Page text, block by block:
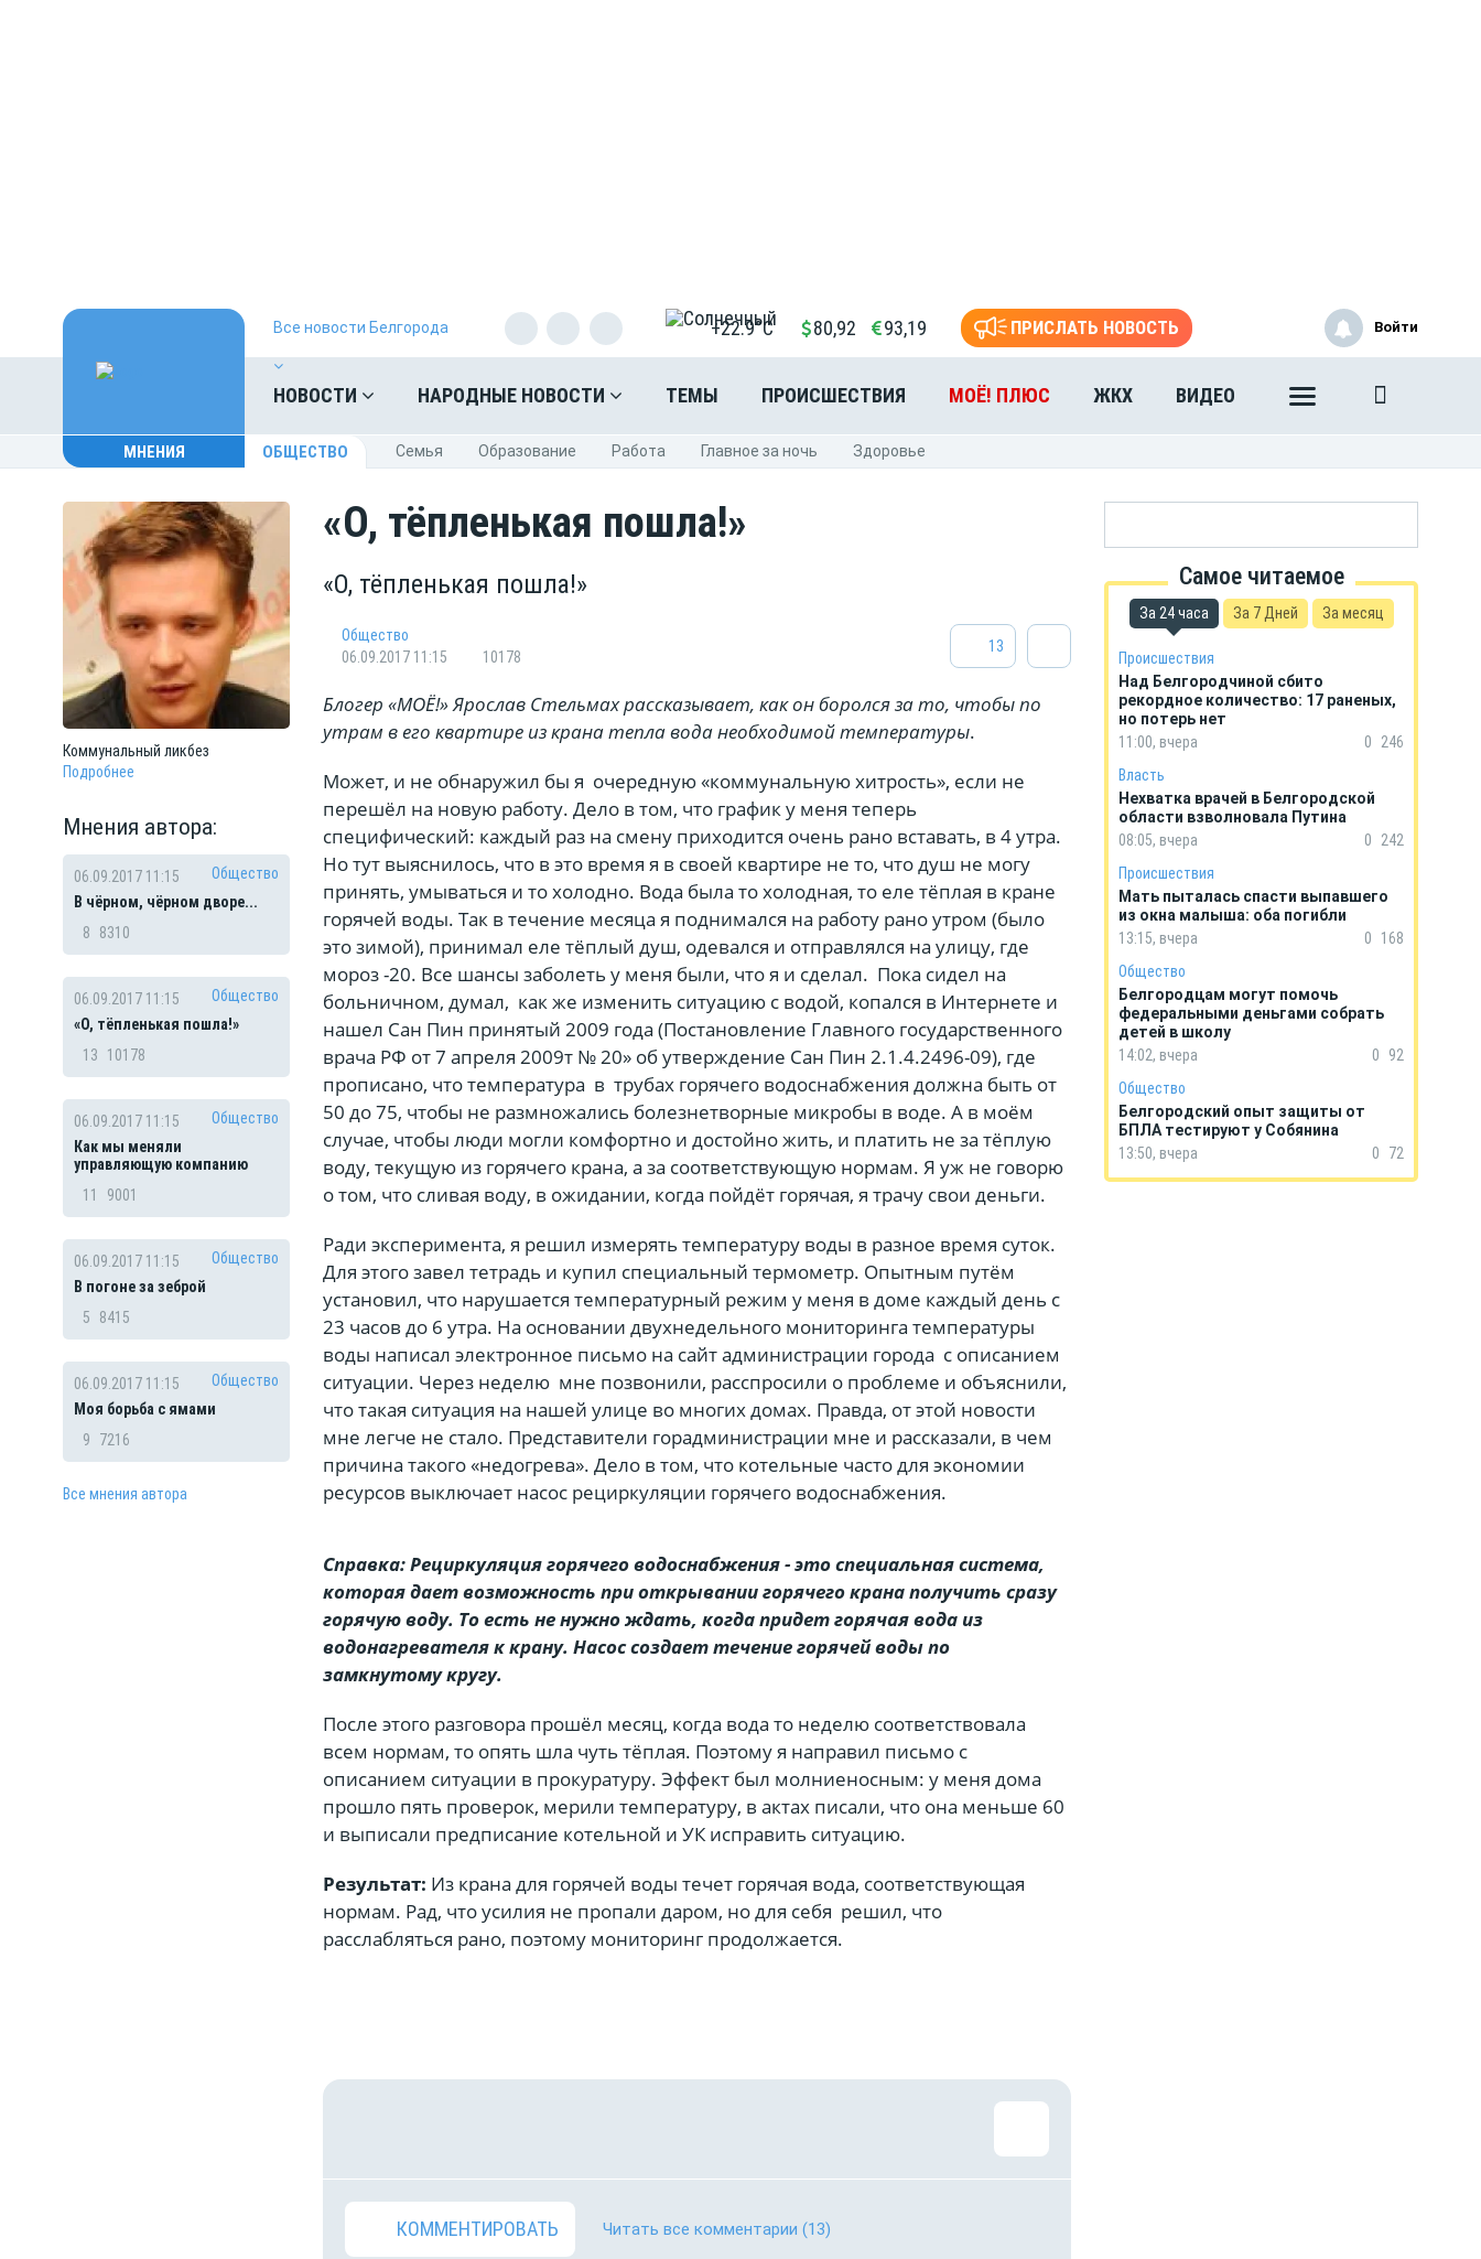
Все новости Белгорода +22.9°C 80,92 93,19 ПРИСЛАТЬ НОВОСТЬ
НОВОСТИ НАРОДНЫЕ НОВОСТИ ТЕМЫ ПРОИСШЕСТВИЯ МОЁ! ПЛЮС ЖКХ ВИДЕО
Войти
МНЕНИЯ ОБЩЕСТВО Cемья Oбразование Pабота Главное за ночь Здоровье
Коммунальный ликбез
Подробнее
Мнения автора:
06.09.2017 11:15
Общество
В чёрном, чёрном дворе...
8
8310
06.09.2017 11:15
Общество
«О, тёпленькая пошла!»
13
10178
06.09.2017 11:15
Общество
Как мы меняли
управляющую компанию
11
9001
06.09.2017 11:15
Общество
В погоне за зеброй
5
8415
06.09.2017 11:15
Общество
Моя борьба с ямами
9
7216
Все мнения автора
«О, тёпленькая пошла!»
«О, тёпленькая пошла!»
Общество
06.09.2017 11:15
10178
13
Блогер «МОЁ!» Ярослав Стельмах рассказывает, как он боролся за то, чтобы по
утрам в его квартире из крана тепла вода необходимой температуры.
Может, и не обнаружил бы я очередную «коммунальную хитрость», если не
перешёл на новую работу. Дело в том, что график у меня теперь
специфический: каждый раз на смену приходится очень рано вставать, в 4 утра.
Но тут выяснилось, что в это время я в своей квартире не то, что душ не могу
принять, умываться и то холодно. Вода была то холодная, то еле тёплая в кране
горячей воды. Так в течение месяца я поднимался на работу рано утром (было
это зимой), принимал еле тёплый душ, одевался и отправлялся на улицу, где
мороз -20. Все шансы заболеть у меня были, что я и сделал. Пока сидел на
больничном, думал, как же изменить ситуацию с водой, копался в Интернете и
нашел Сан Пин принятый 2009 года (Постановление Главного государственного
врача РФ от 7 апреля 2009т № 20» об утверждение Сан Пин 2.1.4.2496-09), где
прописано, что температура в трубах горячего водоснабжения должна быть от
50 до 75, чтобы не размножались болезнетворные микробы в воде. А в моём
случае, чтобы люди могли комфортно и достойно жить, и платить не за тёплую
воду, текущую из горячего крана, а за соответствующую нормам. Я уж не говорю
о том, что сливая воду, в ожидании, когда пойдёт горячая, я трачу свои деньги.
Ради эксперимента, я решил измерять температуру воды в разное время суток.
Для этого завел тетрадь и купил специальный термометр. Опытным путём
установил, что нарушается температурный режим у меня в доме каждый день с
23 часов до 6 утра. На основании двухнедельного мониторинга температуры
воды написал электронное письмо на сайт администрации города с описанием
ситуации. Через неделю мне позвонили, расспросили о проблеме и объяснили,
что такая ситуация на нашей улице во многих домах. Правда, от этой новости
мне легче не стало. Представители горадминистрации мне и рассказали, в чем
причина такого «недогрева». Дело в том, что котельные часто для экономии
ресурсов выключает насос рециркуляции горячего водоснабжения.
Справка: Рециркуляция горячего водоснабжения - это специальная система,
которая дает возможность при открывании горячего крана получить сразу
горячую воду. То есть не нужно ждать, когда придет горячая вода из
водонагревателя к крану. Насос создает течение горячей воды по
замкнутому кругу.
После этого разговора прошёл месяц, когда вода то неделю соответствовала
всем нормам, то опять шла чуть тёплая. Поэтому я направил письмо с
описанием ситуации в прокуратуру. Эффект был молниеносным: у меня дома
прошло пять проверок, мерили температуру, в актах писали, что она меньше 60
и выписали предписание котельной и УК исправить ситуацию.
Результат: Из крана для горячей воды течет горячая вода, соответствующая
нормам. Рад, что усилия не пропали даром, но для себя решил, что
расслабляться рано, поэтому мониторинг продолжается.
КОММЕНТИРОВАТЬ Читать все комментарии (13)
Самое читаемое
За 24 часа За 7 Дней За месяц
Происшествия
Над Белгородчиной сбито
рекордное количество: 17 раненых,
но потерь нет
11:00, вчера
0
246
Власть
Нехватка врачей в Белгородской
области взволновала Путина
08:05, вчера
0
242
Происшествия
Мать пыталась спасти выпавшего
из окна малыша: оба погибли
13:15, вчера
0
168
Общество
Белгородцам могут помочь
федеральными деньгами собрать
детей в школу
14:02, вчера
0
92
Общество
Белгородский опыт защиты от
БПЛА тестируют у Собянина
13:50, вчера
0 72